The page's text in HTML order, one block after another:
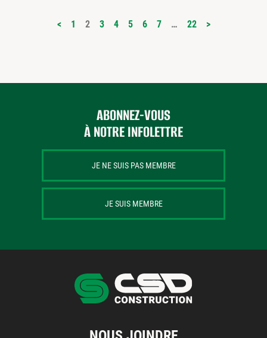
PAGINATION
PUBLICATIONS
< 1 2 3 4 5 6 7 … 22 >
ABONNEZ-VOUS
À NOTRE INFOLETTRE
JE NE SUIS PAS MEMBRE
JE SUIS MEMBRE